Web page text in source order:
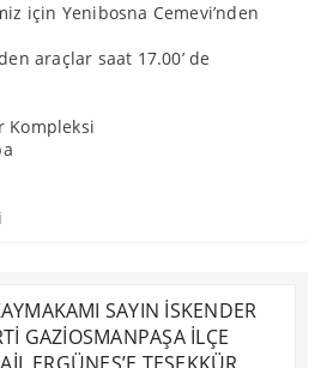
için Yenibosna Cemevi’nden
araçlar saat 17.00’ de
Kompleksi
SAYIN İSKENDER
GAZİOSMANPAŞA İLÇE